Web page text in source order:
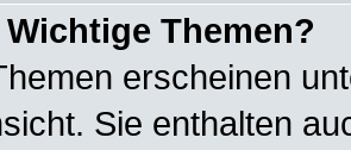
Themen?
erscheinen
Sie enthalten